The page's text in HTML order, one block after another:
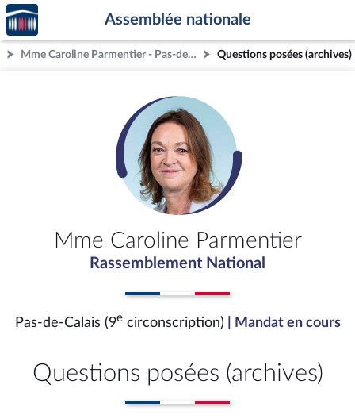
Aller au contenu
Aller en bas de la page
Accèder
à la
page
d'accueil
Assemblée nationale
Mme Caroline Parmentier - Pas-de-Calais (9e circonscription) Questions posées (archives)
Mme Caroline Parmentier
Rassemblement National
Pas-de-Calais (9ecirconscription) | Mandat en cours
Questions posées (archives)